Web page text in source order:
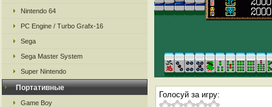
Nintendo 64
PC Engine / Turbo Grafx-16
Sega
Sega Master System
Super Nintendo
Портативные
Game Boy
Голосуй за игру: